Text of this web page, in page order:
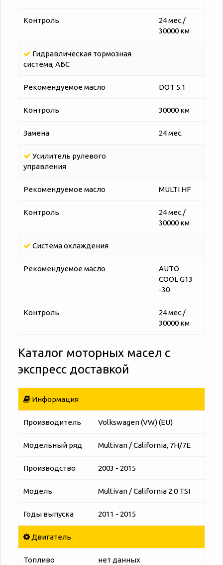
Контроль
24 мес./
30000 км
Гидравлическая тормозная
система, АБС
Рекомендуемое масло DOT 5.1
Контроль 30000 км
Замена 24 мес.
Усилитель рулевого
управления
Рекомендуемое масло MULTI HF
Контроль
24 мес./
30000 км
Система охлаждения
Рекомендуемое масло
AUTO
COOL G13
-30
Контроль
24 мес./
30000 км
Каталог моторных масел с
экспресс доставкой
Информация
Производитель Volkswagen (VW) (EU)
Модельный ряд Multivan / California, 7H/7E
Производство 2003 - 2015
Модель Multivan / California 2.0 TSI
Годы выпуска 2011 - 2015
Двигатель
Топливо нет данных